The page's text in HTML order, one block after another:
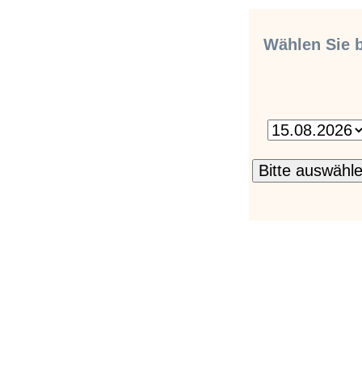
Wählen Sie